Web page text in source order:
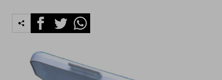
FacebookTwitterWhatsapp